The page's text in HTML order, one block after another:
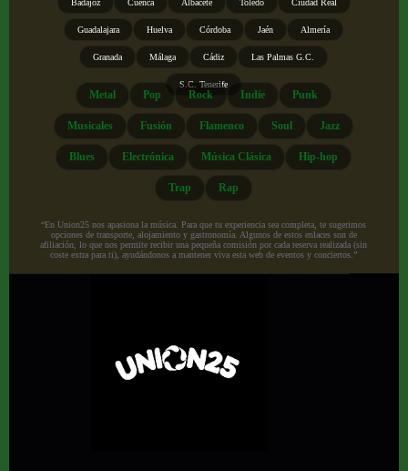
Badajoz Cuenca Albacete Toledo Ciudad Real
Guadalajara Huelva Córdoba Jaén Almería
Granada Málaga Cádiz Las Palmas G.C.
S.C. Tenerife
Metal Pop Rock Indie Punk
Musicales Fusión Flamenco Soul Jazz
Blues Electrónica Música Clásica Hip-hop
Trap Rap
“En Union25 nos apasiona la música. Para que tu experiencia sea completa, te sugerimos
opciones de transporte, alojamiento y gastronomía. Algunos de estos enlaces son de
afiliación, lo que nos permite recibir una pequeña comisión por cada reserva realizada (sin
coste extra para ti), ayudándonos a mantener viva esta web de eventos y conciertos.”